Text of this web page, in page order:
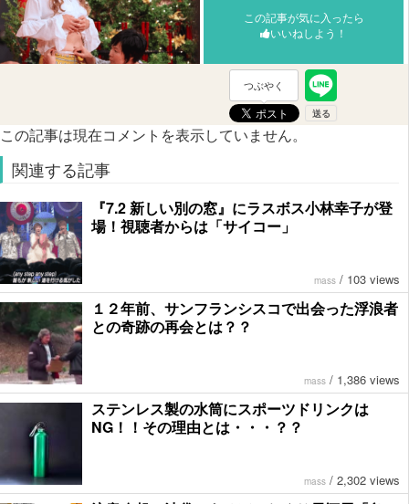
この記事が気に入ったら
いいねしよう！
つぶやく
この記事は現在コメントを表示していません。
関連する記事
『7.2 新しい別の窓』にラスボス小林幸子が登
場！視聴者からは「サイコー」
mass / 103 views
１２年前、サンフランシスコで出会った浮浪者
との奇跡の再会とは？？
mass / 1,386 views
ステンレス製の水筒にスポーツドリンクは
NG！！その理由とは・・・？？
mass / 2,302 views